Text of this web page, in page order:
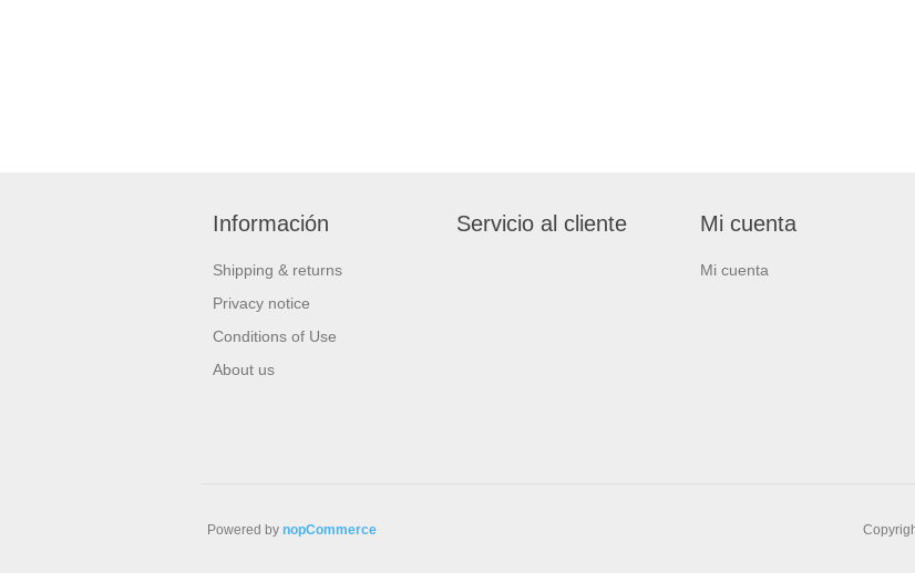
Información
Shipping & returns
Privacy notice
Conditions of Use
About us
Servicio al cliente Mi cuenta
Mi cuenta
Powered by nopCommerce